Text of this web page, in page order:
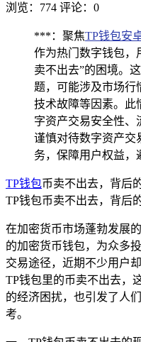
浏览：774 评论：0
***：聚焦TP钱包安
作为热门数字钱包，
卖不出去”的困境。
题，可能涉及市场行
技术故障等因素。此
字资产交易安全性、
谨慎对待数字资产交
务，保障用户权益，
TP钱包币卖不出去，背后
TP钱包币卖不出去，背后
在加密货币市场蓬勃发展
的加密货币钱包，为众多
交易途径，近期不少用户
TP钱包里的币卖不出去，
的经济困扰，也引发了人
考。